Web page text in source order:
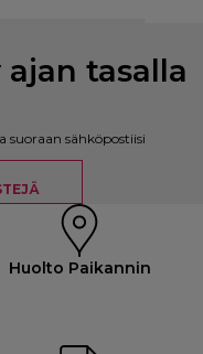
tasalla
suoraan sähköpostiisi
Huolto Paikannin